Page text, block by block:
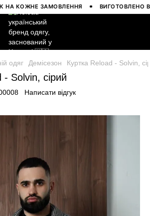
КОЖНЕ ЗАМОВЛЕННЯ ВИГОТОВЛЕНО В
одяг Демісезон Куртка Reload - Solvin,
- Solvin, сірий
Написати відгук